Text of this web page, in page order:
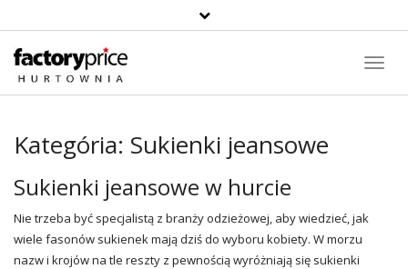
Kategória: Sukienki jeansowe
Sukienki jeansowe w hurcie
Nie trzeba być specjalistą z branży odzieżowej, aby wiedzieć, jak
wiele fasonów sukienek mają dziś do wyboru kobiety. W morzu
nazw i krojów na tle reszty z pewnością wyróżniają się sukienki